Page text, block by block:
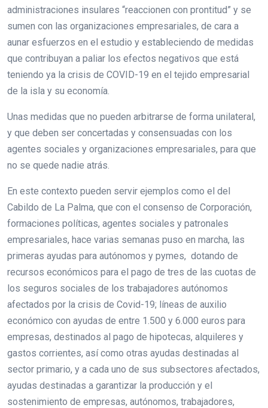
administraciones insulares “reaccionen con prontitud” y se
sumen con las organizaciones empresariales, de cara a
aunar esfuerzos en el estudio y estableciendo de medidas
que contribuyan a paliar los efectos negativos que está
teniendo ya la crisis de COVID-19 en el tejido empresarial
de la isla y su economía.
Unas medidas que no pueden arbitrarse de forma unilateral,
y que deben ser concertadas y consensuadas con los
agentes sociales y organizaciones empresariales, para que
no se quede nadie atrás.
En este contexto pueden servir ejemplos como el del
Cabildo de La Palma, que con el consenso de Corporación,
formaciones políticas, agentes sociales y patronales
empresariales, hace varias semanas puso en marcha, las
primeras ayudas para autónomos y pymes, dotando de
recursos económicos para el pago de tres de las cuotas de
los seguros sociales de los trabajadores autónomos
afectados por la crisis de Covid-19; líneas de auxilio
económico con ayudas de entre 1.500 y 6.000 euros para
empresas, destinados al pago de hipotecas, alquileres y
gastos corrientes, así como otras ayudas destinadas al
sector primario, y a cada uno de sus subsectores afectados,
ayudas destinadas a garantizar la producción y el
sostenimiento de empresas, autónomos, trabajadores,